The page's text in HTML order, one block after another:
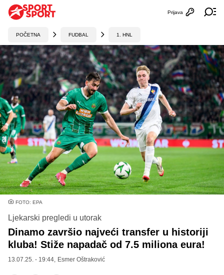
Otvori
Prijava
POČETNA FUDBAL 1. HNL
FOTO: EPA
Ljekarski pregledi u utorak
Dinamo završio najveći transfer u historiji
kluba! Stiže napadač od 7.5 miliona eura!
13.07.25. - 19:44, Esmer Oštraković